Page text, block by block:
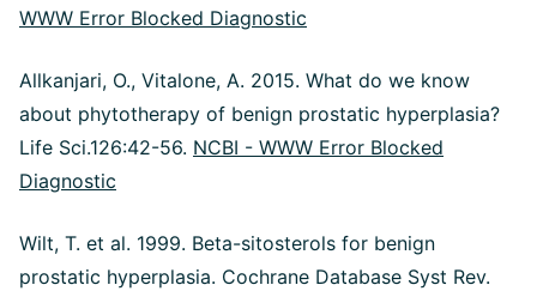
WWW Error Blocked Diagnostic
Allkanjari, O., Vitalone, A. 2015. What do we know
about phytotherapy of benign prostatic hyperplasia?
Life Sci.126:42-56. NCBI - WWW Error Blocked
Diagnostic
Wilt, T. et al. 1999. Beta-sitosterols for benign
prostatic hyperplasia. Cochrane Database Syst Rev.